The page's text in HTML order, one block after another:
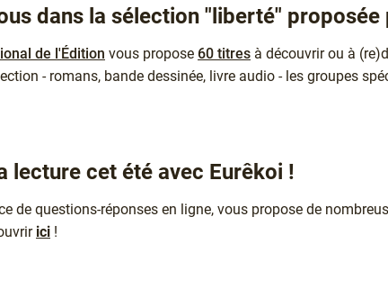
dans la sélection "liberté" proposée
de l'Édition vous propose 60 titres à découvrir ou à
- romans, bande dessinée, livre audio - les groupes
lecture cet été avec Eurêkoi !
de questions-réponses en ligne, vous propose de
ici !